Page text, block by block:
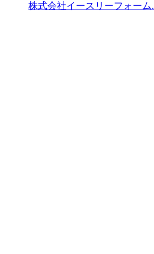
株式会社イースリーフォーム.